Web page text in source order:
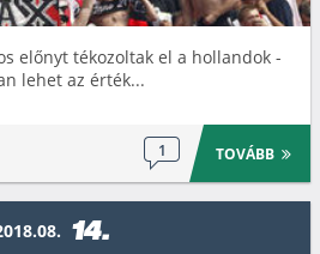
előnyt tékozoltak el a hollandok -
lehet az érték...
1 TOVÁBB
14.